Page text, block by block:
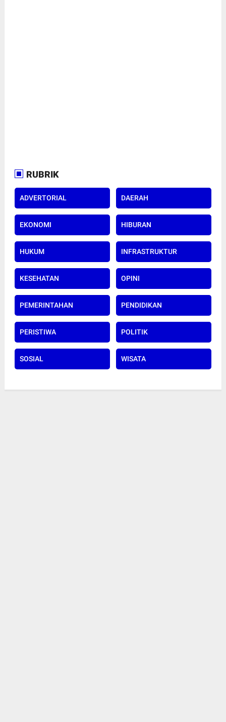
RUBRIK
ADVERTORIAL DAERAH
EKONOMI HIBURAN
HUKUM INFRASTRUKTUR
KESEHATAN OPINI
PEMERINTAHAN PENDIDIKAN
PERISTIWA POLITIK
SOSIAL WISATA